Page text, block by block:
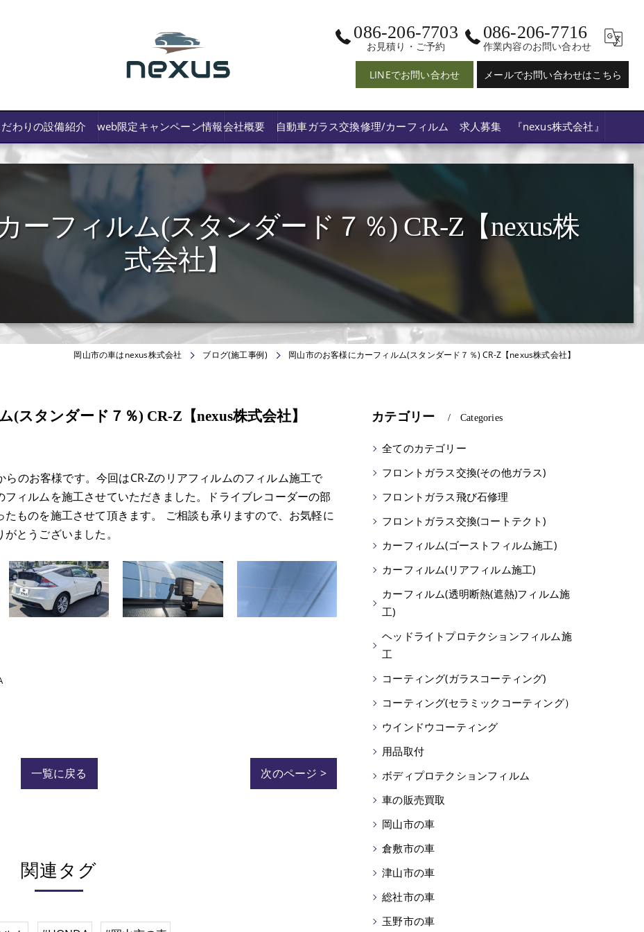
086-206-7703
お見積り・ご予約
086-206-7716
作業内容のお問い合わせ
LINEでお問い合わせ メールでお問い合わせはこちら
換/費用や保険修理の可否など解説
等)
だわりの設備紹介 web限定キャンペーン情報会社概要 自動車ガラス交換修理/カーフィルム 求人募集 『nexus株式会社』
ーフィルム(スタンダード７％) CR‐Z【nexus株
式会社】
岡山市の車はnexus株式会社 ブログ(施工事例) 岡山市のお客様にカーフィルム(スタンダード７％) CR‐Z【nexus株式会社】
(スタンダード７％) CR‐Z【nexus株式会社】
のお客様です。今回はCR-Zのリアフィルムのフィルム施工で
ィルムを施工させていただきました。ドライブレコーダーの部
ものを施工させて頂きます。 ご相談も承りますので、お気軽に
とうございました。
一覧に戻る 次のページ >
関連タグ
カテゴリー Categories
全てのカテゴリー
フロントガラス交換(その他ガラス)
フロントガラス飛び石修理
フロントガラス交換(コートテクト)
カーフィルム(ゴーストフィルム施工)
カーフィルム(リアフィルム施工)
カーフィルム(透明断熱(遮熱)フィルム施
工)
ヘッドライトプロテクションフィルム施
工
コーティング(ガラスコーティング)
コーティング(セラミックコーティング）
ウインドウコーティング
用品取付
ボディプロテクションフィルム
車の販売買取
岡山市の車
倉敷市の車
津山市の車
総社市の車
玉野市の車